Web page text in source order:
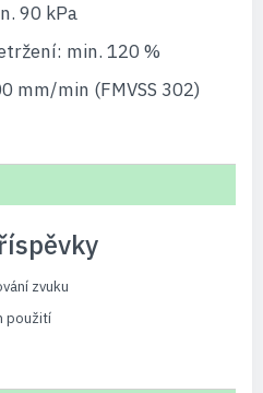
90 kPa
min. 120 %
mm/min (FMVSS 302)
zvuku
použití